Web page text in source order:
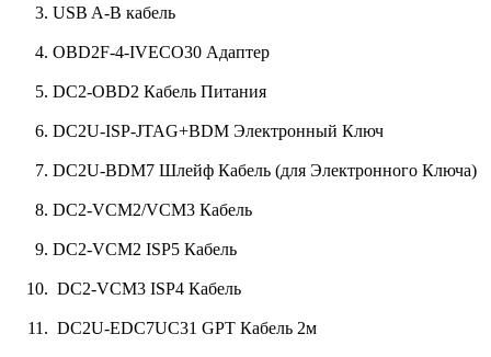
USB A-B кабель
OBD2F-4-IVECO30 Адаптер
DC2-OBD2 Кабель Питания
DC2U-ISP-JTAG+BDM Электронный Ключ
DC2U-BDM7 Шлейф Кабель (для Электронного Ключа)
DC2-VCM2/VCM3 Кабель
DC2-VCM2 ISP5 Кабель
DC2-VCM3 ISP4 Кабель
DC2U-EDC7UC31 GPT Кабель 2м